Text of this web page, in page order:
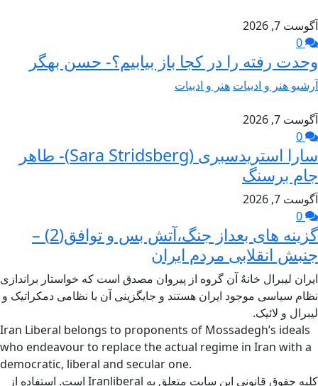
آگوست 7, 2026
وحدت رفته را در کجا باز بیابیم؟- حسن بهگر
آرشیو هنر و ادبیات هنر و ادبیات
آگوست 7, 2026
سارا استریدسبری (Sara Stridsberg)- طاهر
جام برسنگ
آگوست 7, 2026
گزینه های بعداز جنگ،آتش بس و توافق(2) –
جنبش انقلابی مردم ایران
ایران لیبرال خانهٌ آن گروه از پیروان مصدق است که خواستار براندازی
نظام سیاسی موجود ایران هستند و جایگزینی آن با نظامی دمکراتیک و
لیبرال و لائیک.
Iran Liberal belongs to proponents of Mossadegh’s ideals
who endeavour to replace the actual regime in Iran with a
democratic, liberal and secular one.
کلیه حقوق قانونی این سایت متعلق به Iranliberal است. استفاده از